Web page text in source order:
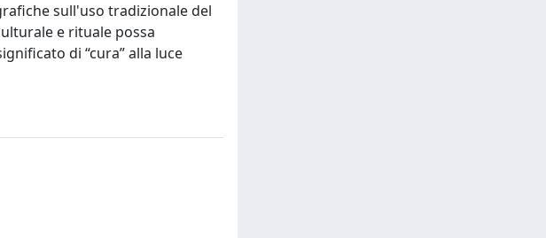
sull'uso tradizionale del
e rituale possa
di “cura” alla luce